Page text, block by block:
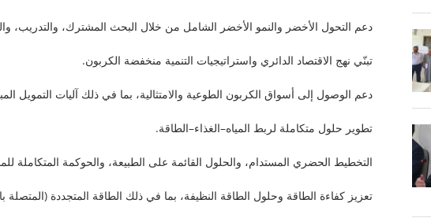
دعم التحول الأخضر والنمو الأخضر الشامل من خلال البحث المشترك، والتدريب،
تبنّي نهج الاقتصاد الدائري واستراتيجيات التنمية منخفضة الكربون.
دعم الوصول إلى أسواق الكربون الطوعية والامتثالية، بما في ذلك آليات التمويل
تطوير حلول متكاملة لربط المياه–الغذاء–الطاقة.
التخطيط الحضري المستدام، والحلول القائمة على الطبيعة، والحوكمة المتكاملة
تعزيز كفاءة الطاقة وحلول الطاقة النظيفة، بما في ذلك الطاقة المتجددة (المتصلة